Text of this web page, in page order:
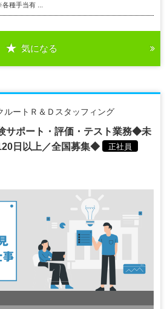
種手当有 ...
気になる
ルートＲ＆Ｄスタッフィング
サポート・評価・テスト業務◆未
日以上／全国募集◆
正社員